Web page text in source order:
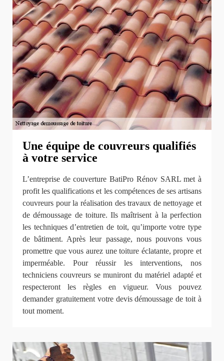
Une équipe de couvreurs qualifiés
à votre service
L’entreprise de couverture BatiPro Rénov SARL met à
profit les qualifications et les compétences de ses artisans
couvreurs pour la réalisation des travaux de nettoyage et
de démoussage de toiture. Ils maîtrisent à la perfection
les techniques d’entretien de toit, qu’importe votre type
de bâtiment. Après leur passage, nous pouvons vous
promettre que vous aurez une toiture éclatante, propre et
imperméable. Pour réussir les interventions, nos
techniciens couvreurs se muniront du matériel adapté et
respecteront les règles en vigueur. Vous pouvez
demander gratuitement votre devis démoussage de toit à
tout moment.